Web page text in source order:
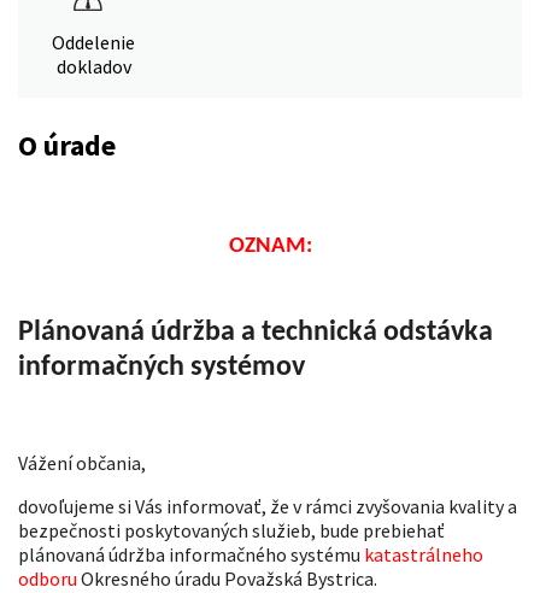
Oddelenie
dokladov
O úrade
OZNAM:
Plánovaná údržba a technická odstávka
informačných systémov
Vážení občania,
dovoľujeme si Vás informovať, že v rámci zvyšovania kvality a
bezpečnosti poskytovaných služieb, bude prebiehať
plánovaná údržba informačného systému katastrálneho
odboru Okresného úradu Považská Bystrica.